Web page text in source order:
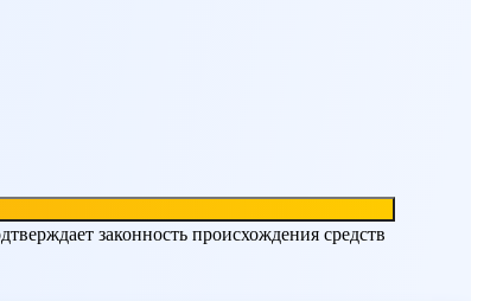
законность происхождения средств